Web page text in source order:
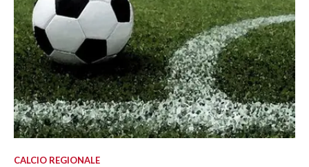
CALCIO REGIONALE